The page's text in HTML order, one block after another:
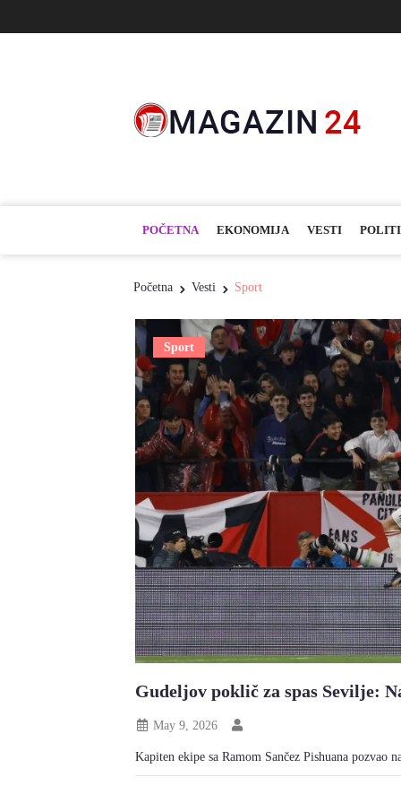
POČETNA EKONOMIJA VESTI
Početna Vesti Sport
Sport
Gudeljov poklič za spas Sevilje:
May 9, 2026
Kapiten ekipe sa Ramom Sančez Pishuana pozvao